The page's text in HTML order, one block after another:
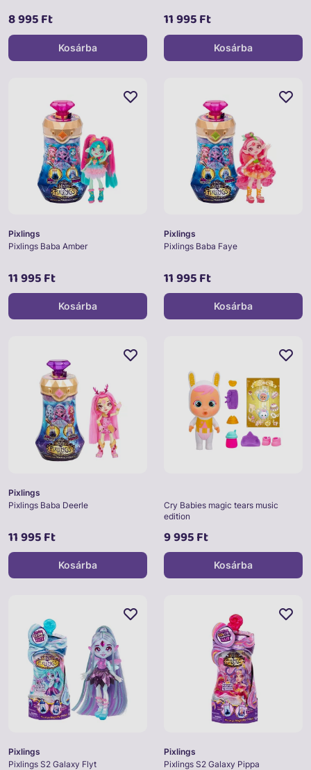
8 995 Ft
Kosárba
11 995 Ft
Kosárba
Pixlings
Pixlings Baba Amber
11 995 Ft
Kosárba
Pixlings
Pixlings Baba Faye
11 995 Ft
Kosárba
Pixlings
Pixlings Baba Deerle
11 995 Ft
Kosárba
Cry Babies magic tears music
edition
9 995 Ft
Kosárba
Pixlings
Pixlings S2 Galaxy Flyt
Pixlings
Pixlings S2 Galaxy Pippa